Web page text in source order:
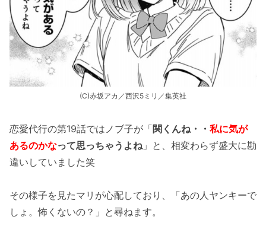
(C)赤坂アカ／西沢5ミリ／集英社
恋愛代行の第19話ではノブ子が「関くんね・・ 私に気が
あるのかなって思っちゃうよね 」と、相変わらず盛大に勘
違いしていました笑
その様子を見たマリが心配しており、「あの人ヤンキーで
しょ。怖くないの？」と尋ねます。